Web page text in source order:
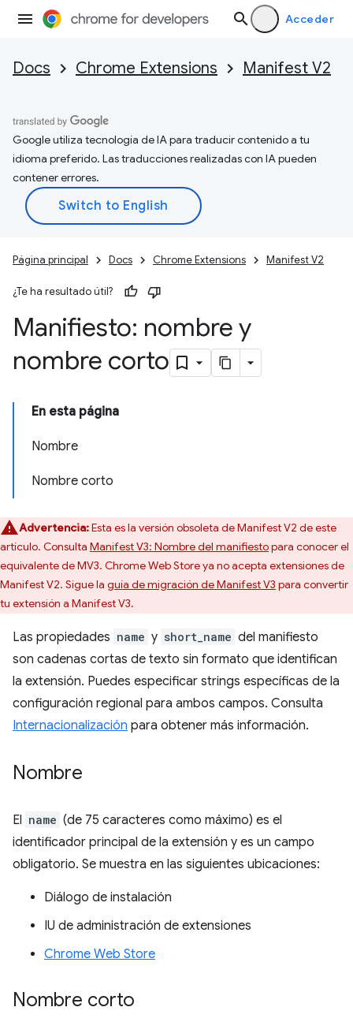
Acceder
Docs Chrome Extensions Manifest V2
Google utiliza tecnología de IA para traducir contenido a tu
idioma preferido. Las traducciones realizadas con IA pueden
contener errores.
Página principal Docs Chrome Extensions Manifest V2
¿Te ha resultado útil?
Manifiesto: nombre y
nombre corto
En esta página
Nombre
Nombre corto
Advertencia:Esta es la versión obsoleta de Manifest V2 de este
artículo. Consulta Manifest V3: Nombre del manifiestopara conocer el
equivalente de MV3. Chrome Web Store ya no acepta extensiones de
Manifest V2. Sigue la guía de migración de Manifest V3 para convertir
tu extensión a Manifest V3.
Las propiedades name y short_name del manifiesto
son cadenas cortas de texto sin formato que identifican
la extensión. Puedes especificar strings específicas de la
configuración regional para ambos campos. Consulta
Internacionalización para obtener más información.
Nombre
El name (de 75 caracteres como máximo) es el
identificador principal de la extensión y es un campo
obligatorio. Se muestra en las siguientes ubicaciones:
Diálogo de instalación
IU de administración de extensiones
Chrome Web Store
Nombre corto